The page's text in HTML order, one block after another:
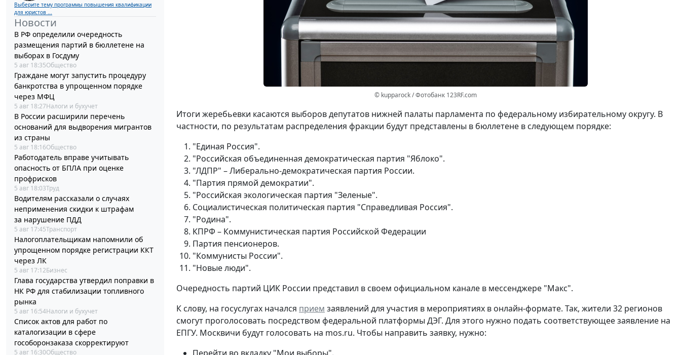
Выберите тему программы повышения квалификации
для юристов ...
Новости
В РФ определили очередность
размещения партий в бюллетене на
выборах в Госдуму
5 авг 18:35Общество
Граждане могут запустить процедуру
банкротства в упрощенном порядке
через МФЦ
5 авг 18:27Налоги и бухучет
В России расширили перечень
оснований для выдворения мигрантов
из страны
5 авг 18:16Общество
Работодатель вправе учитывать
опасность от БПЛА при оценке
профрисков
5 авг 18:03Труд
Водителям рассказали о случаях
неприменения скидки к штрафам
за нарушение ПДД
5 авг 17:45Транспорт
Налогоплательщикам напомнили об
упрощенном порядке регистрации ККТ
через ЛК
5 авг 17:12Бизнес
Глава государства утвердил поправки в
НК РФ для стабилизации топливного
рынка
5 авг 16:54Налоги и бухучет
Список актов для работ по
каталогизации в сфере
гособоронзаказа скорректируют
5 авг 16:30Общество
© kupparock / Фотобанк 123RF.com
Итоги жеребьевки касаются выборов депутатов нижней палаты парламента по федеральному избирательному округу. В
частности, по результатам распределения фракции будут представлены в бюллетене в следующем порядке:
"Единая Россия".
"Российская объединенная демократическая партия "Яблоко".
"ЛДПР" – Либерально-демократическая партия России.
"Партия прямой демократии".
"Российская экологическая партия "Зеленые".
Социалистическая политическая партия "Справедливая Россия".
"Родина".
КПРФ – Коммунистическая партия Российской Федерации
Партия пенсионеров.
"Коммунисты России".
"Новые люди".
Очередность партий ЦИК России представил в своем официальном канале в мессенджере "Макс".
К слову, на госуслугах начался прием заявлений для участия в мероприятиях в онлайн-формате. Так, жители 32 регионов
смогут проголосовать посредством федеральной платформы ДЭГ. Для этого нужно подать соответствующее заявление на
ЕПГУ. Москвичи будут голосовать на mos.ru. Чтобы направить заявку, нужно: